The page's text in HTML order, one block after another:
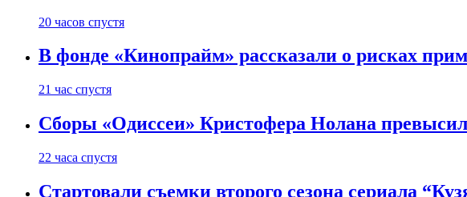
20 часов спустя
В фонде «Кинопрайм» рассказали о рисках
21 час спустя
Сборы «Одиссеи» Кристофера Нолана
22 часа спустя
Стартовали съемки второго сезона сериала